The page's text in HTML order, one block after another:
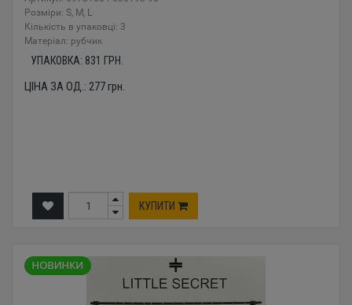
Розміри: S, M, L
Кількість в упаковці: 3
Mатеріал: рубчик
УПАКОВКА: 831 ГРН.
ЦІНА ЗА ОД.: 277грн.
КУПИТИ